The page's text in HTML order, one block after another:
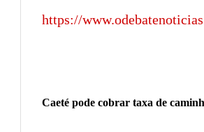
https://
Caeté pode cobrar taxa de